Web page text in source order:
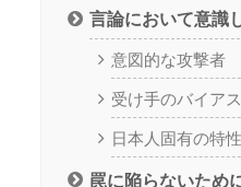
言論において意識
意図的な攻撃者
受け手のバイアス
日本人固有の特性
罠に陥らないため